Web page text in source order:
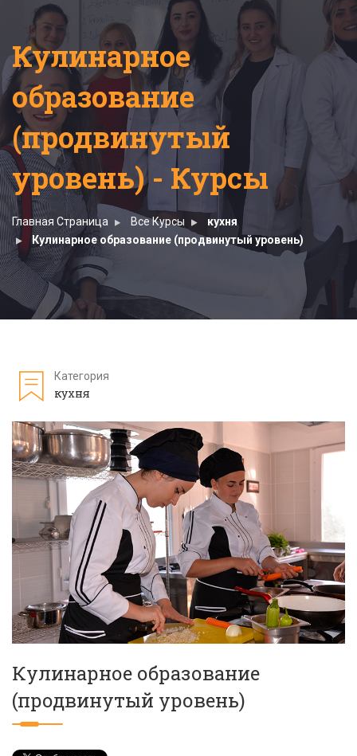
Кулинарное
образование
(продвинутый
уровень) - Курсы
Главная Страница Все Курсы
кухня
Кулинарное образование (продвинутый уровень)
Категория
кухня
Кулинарное образование
(продвинутый уровень)